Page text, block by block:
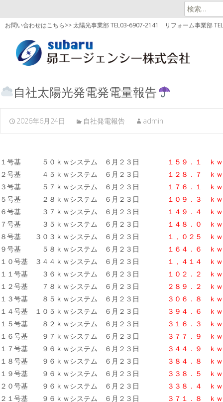
検
索:
お問い合わせはこちら>> 太陽光事業部 TEL03-6907-2141 リフォーム事業部
自社太陽光発電発電量報告
2026年6月24日 自社発電報告 admin
１号基 ５０ｋｗシステム ６月２３日
１５９．１ ｋｗ
２号基 ４５ｋｗシステム ６月２３日
１２８．７ ｋｗ
３号基 ５７ｋｗシステム ６月２３日
１７６．１
ｋｗ
５号基 ２８ｋｗシステム ６月２３日
１０９．３ ｋｗ
６号基 ３７ｋｗシステム ６月２３日
１４９．４
ｋｗ
７号基 ３５ｋｗシステム ６月２３日
１４８．０ ｋｗ
８号基 ３０３ｋｗシステム ６月２３日
１，０２５ ｋｗ
９号基 ５８ｋｗシステム ６月２３日
１６４．６ ｋｗ
１０号基 ３４４ｋｗシステム ６月２３日
１，４１４ ｋｗ
１１号基 ３６ｋｗシステム ６月２３日
１０２．２ ｋｗ
１２号基 ７８ｋｗシステム ６月２３日
２８９．２ ｋｗ
１３号基 ８５ｋｗシステム ６月２３日
３０６．８ ｋｗ
１４号基 １０５ｋｗシステム ６月２３日
３９４．６ ｋｗ
１５号基 ８２ｋｗシステム ６月２３日
３１６．３ ｋ ｗ
１６号基 ９７ｋｗシステム ６月２３日
３７７．９ ｋｗ
１７号基 ９６ｋｗシステム ６月２３日
３４４．９ ｋｗ
１８号基 ９６ｋｗシステム ６月２３日
３８４．８ ｋｗ
１９号基 ９６ｋｗシステム ６月２３日
３３８．５
ｋｗ
２０号基 ９６ｋｗシステム ６月２３日
３３８．４ ｋｗ
２１号基 ９６ｋｗシステム ６月２３日
３７１．８ ｋｗ